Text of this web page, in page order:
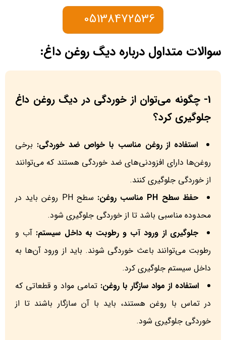
سوالات متداول درباره دیگ روغن داغ:
1- چگونه می‌توان از خوردگی در دیگ روغن داغ
جلوگیری کرد؟
استفاده از روغن مناسب با خواص ضد خوردگی: برخی
روغن‌ها دارای افزودنی‌های ضد خوردگی هستند که می‌توانند
از خوردگی جلوگیری کنند.
حفظ سطح PH مناسب روغن:
سطح PH روغن باید در
محدوده مناسبی باشد تا از خوردگی جلوگیری شود.
جلوگیری از ورود آب و رطوبت به داخل سیستم: آب و
رطوبت می‌توانند باعث خوردگی شوند. باید از ورود آن‌ها به
داخل سیستم جلوگیری کرد.
استفاده از مواد سازگار با روغن: تمامی مواد و قطعاتی که
در تماس با روغن هستند، باید با آن سازگار باشند تا از
خوردگی جلوگیری شود.